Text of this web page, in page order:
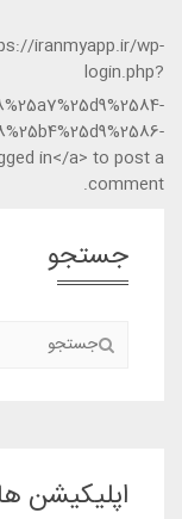
iranmyapp.ir/wp-
login.php?
in</a> to post a
comment.
جستجو
اپلیکیشن